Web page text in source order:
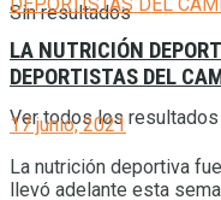
Sin resultados
Ver todos los resultados
LA NUTRICIÓN
DEPORTISTAS DEL
17 junio, 2021
La nutrición deportiva
llevó adelante esta